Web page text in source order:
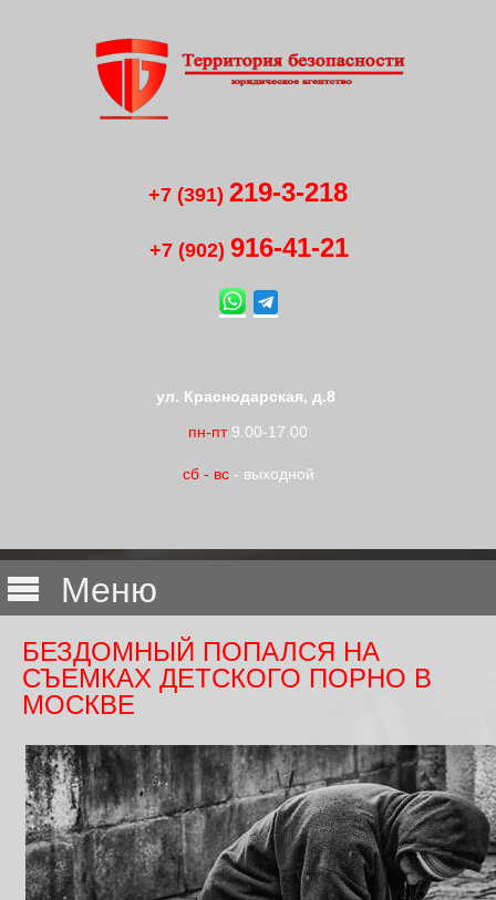
+7 (391) 219-3-218
+7 (902) 916-41-21
ул. Краснодарская, д.8
пн-пт9.00-17.00
сб - вс - выходной
Меню
БЕЗДОМНЫЙ ПОПАЛСЯ НА
СЪЕМКАХ ДЕТСКОГО ПОРНО В
МОСКВЕ